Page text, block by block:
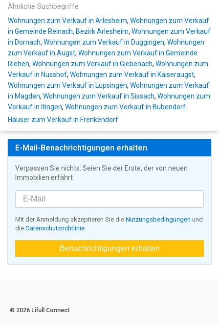
Ähnliche Suchbegriffe
Wohnungen zum Verkauf in Arlesheim, Wohnungen zum Verkauf
in Gemeinde Reinach, Bezirk Arlesheim, Wohnungen zum Verkauf
in Dornach, Wohnungen zum Verkauf in Duggingen, Wohnungen
zum Verkauf in Augst, Wohnungen zum Verkauf in Gemeinde
Riehen, Wohnungen zum Verkauf in Giebenach, Wohnungen zum
Verkauf in Nusshof, Wohnungen zum Verkauf in Kaiseraugst,
Wohnungen zum Verkauf in Lupsingen, Wohnungen zum Verkauf
in Magden, Wohnungen zum Verkauf in Sissach, Wohnungen zum
Verkauf in Itingen, Wohnungen zum Verkauf in Bubendorf
Häuser zum Verkauf in Frenkendorf
E-Mail-Benachrichtigungen erhalten
Verpassen Sie nichts: Seien Sie der Erste, der von neuen
Immobilien erfährt
Mit der Anmeldung akzeptieren Sie die Nutzungsbedingungen und
die Datenschutzrichtlinie
Benachrichtigungen erhalten
© 2026 Lifull Connect